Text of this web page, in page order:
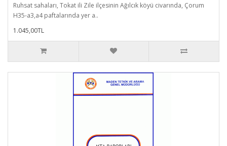
Ruhsat sahaları, Tokat ili Zile ilçesinin Ağılcık köyü civarında, Çorum
H35-a3,a4 paftalarında yer a..
1.045,00TL